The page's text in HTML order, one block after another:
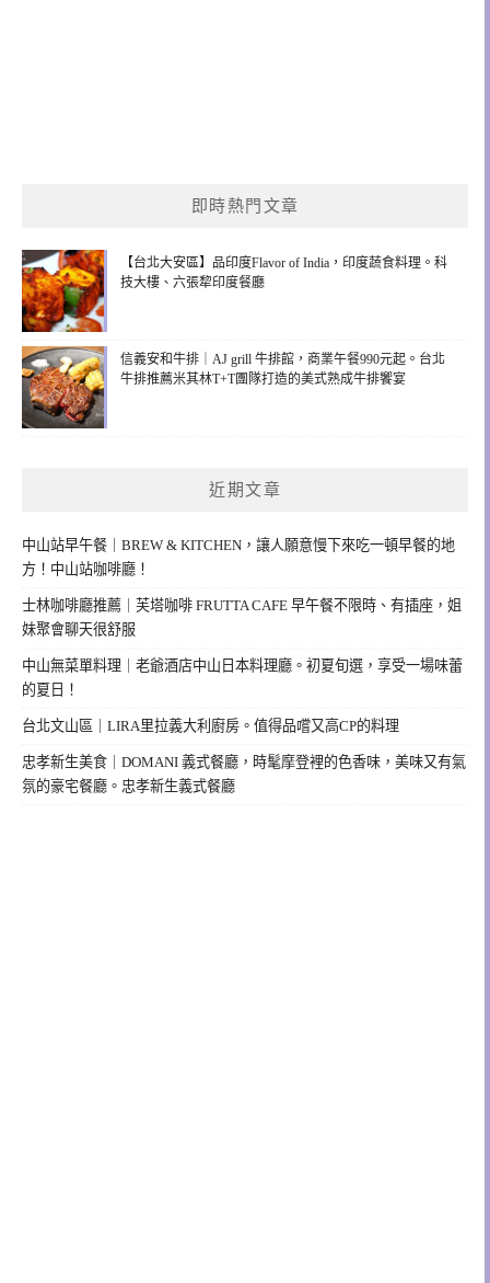
即時熱門文章
【台北大安區】品印度Flavor of India，印度蔬食料理。科
技大樓、六張犂印度餐廳
信義安和牛排｜AJ grill 牛排館，商業午餐990元起。台北
牛排推薦米其林T+T團隊打造的美式熟成牛排饗宴
近期文章
中山站早午餐｜BREW & KITCHEN，讓人願意慢下來吃一頓早餐的地
方！中山站咖啡廳！
士林咖啡廳推薦｜芙塔咖啡 FRUTTA CAFE 早午餐不限時、有插座，姐
妹聚會聊天很舒服
中山無菜單料理｜老爺酒店中山日本料理廳。初夏旬選，享受一場味蕾
的夏日！
台北文山區｜LIRA里拉義大利廚房。值得品嚐又高CP的料理
忠孝新生美食｜DOMANI 義式餐廳，時髦摩登裡的色香味，美味又有氣
氛的豪宅餐廳。忠孝新生義式餐廳